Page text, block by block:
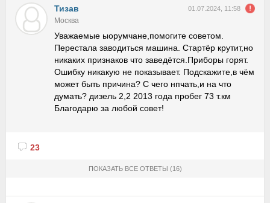
Тизав 01.07.2024, 11:58
Москва
Уважаемые ыорумчане,помогите советом.
Перестала заводиться машина. Стартёр крутит,но
никаких признаков что заведётся.Приборы горят.
Ошибку никакую не показывает. Подскажите,в чём
может быть причина? С чего нпчать,и на что
думать? дизель 2,2 2013 года пробег 73 т.км
Благодарю за любой совет!
23
ПОКАЗАТЬ ВСЕ ОТВЕТЫ (16)